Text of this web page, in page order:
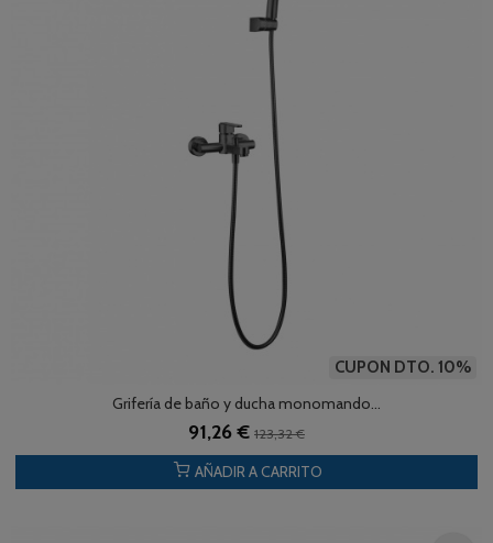
CUPON DTO. 10%
Grifería de baño y ducha monomando...
91,26 € 123,32 €
AÑADIR A CARRITO